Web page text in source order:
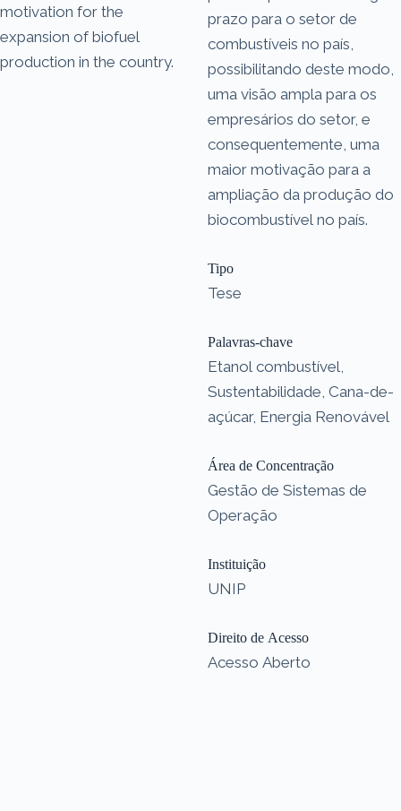
motivation for the
expansion of biofuel
production in the country.
prazo para o setor de
combustíveis no país,
possibilitando deste modo,
uma visão ampla para os
empresários do setor, e
consequentemente, uma
maior motivação para a
ampliação da produção do
biocombustível no país.
Tipo
Tese
Palavras-chave
Etanol combustível,
Sustentabilidade, Cana-de-
açúcar, Energia Renovável
Área de Concentração
Gestão de Sistemas de
Operação
Instituição
UNIP
Direito de Acesso
Acesso Aberto